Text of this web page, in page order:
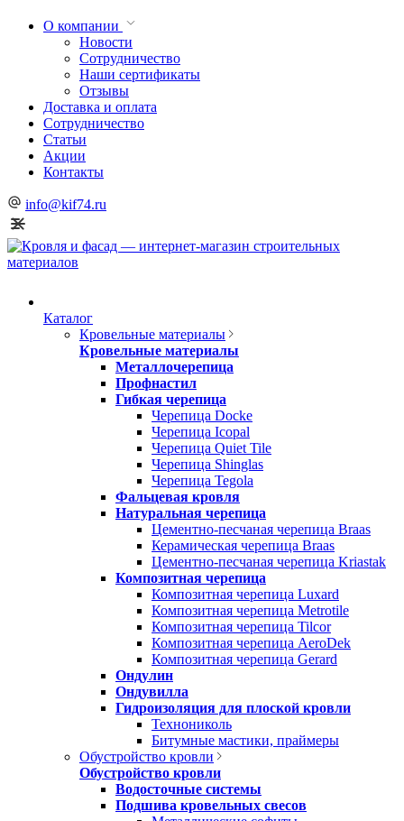
О компании
Новости
Сотрудничество
Наши сертификаты
Отзывы
Доставка и оплата
Сотрудничество
Статьи
Акции
Контакты
info@kif74.ru
Каталог
Кровельные материалы
Кровельные материалы
Металлочерепица
Профнастил
Гибкая черепица
Черепица Docke
Черепица Icopal
Черепица Quiet Tile
Черепица Shinglas
Черепица Tegola
Фальцевая кровля
Натуральная черепица
Цементно-песчаная черепица Braas
Керамическая черепица Braas
Цементно-песчаная черепица Kriastak
Композитная черепица
Композитная черепица Luxard
Композитная черепица Metrotile
Композитная черепица Tilcor
Композитная черепица AeroDek
Композитная черепица Gerard
Ондулин
Ондувилла
Гидроизоляция для плоской кровли
Технониколь
Битумные мастики, праймеры
Обустройство кровли
Обустройство кровли
Водосточные системы
Подшива кровельных свесов